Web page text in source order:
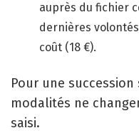
auprès du fichier
dernières volontés
coût (18 €).
Pour une
modalités ne
saisi.